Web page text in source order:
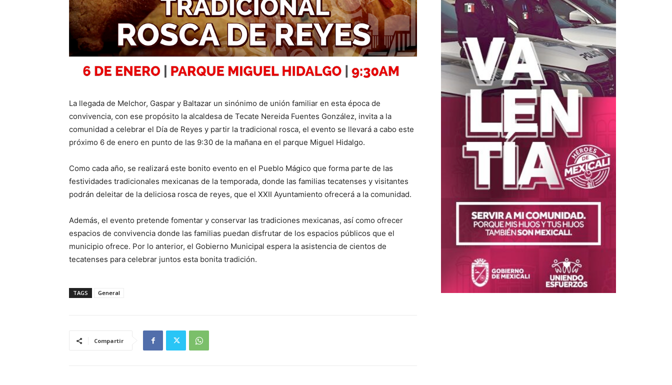
La llegada de Melchor, Gaspar y Baltazar un sinónimo de unión familiar en esta época de
convivencia, con ese propósito la alcaldesa de Tecate Nereida Fuentes González, invita a la
comunidad a celebrar el Día de Reyes y partir la tradicional rosca, el evento se llevará a cabo este
próximo 6 de enero en punto de las 9:30 de la mañana en el parque Miguel Hidalgo.
Como cada año, se realizará este bonito evento en el Pueblo Mágico que forma parte de las
festividades tradicionales mexicanas de la temporada, donde las familias tecatenses y visitantes
podrán deleitar de la deliciosa rosca de reyes, que el XXII Ayuntamiento ofrecerá a la comunidad.
Además, el evento pretende fomentar y conservar las tradiciones mexicanas, así como ofrecer
espacios de convivencia donde las familias puedan disfrutar de los espacios públicos que el
municipio ofrece. Por lo anterior, el Gobierno Municipal espera la asistencia de cientos de
tecatenses para celebrar juntos esta bonita tradición.
TAGS General
Compartir